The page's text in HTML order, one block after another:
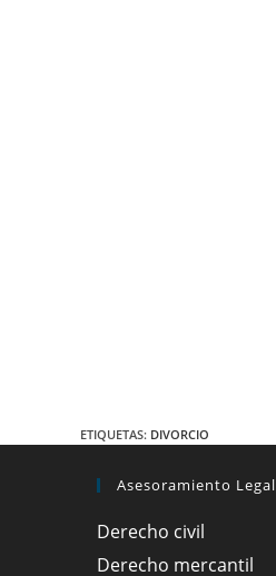
ETIQUETAS: DIVORCIO
Asesoramiento Legal
Derecho civil
Derecho mercantil